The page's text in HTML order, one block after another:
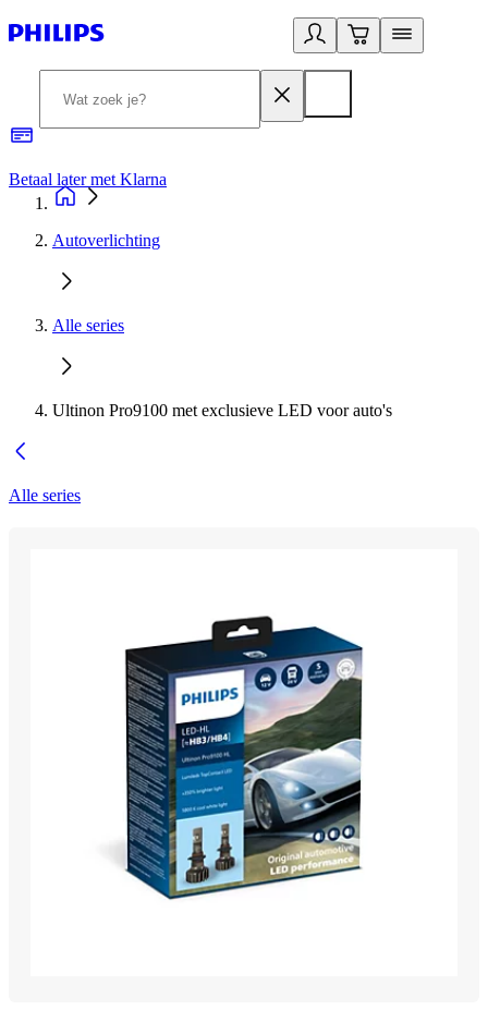
Betaal later met Klarna
Autoverlichting
Alle series
Ultinon Pro9100 met exclusieve LED voor auto's
Alle series